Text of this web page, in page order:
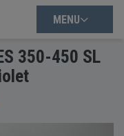
MENU
350-450 SL